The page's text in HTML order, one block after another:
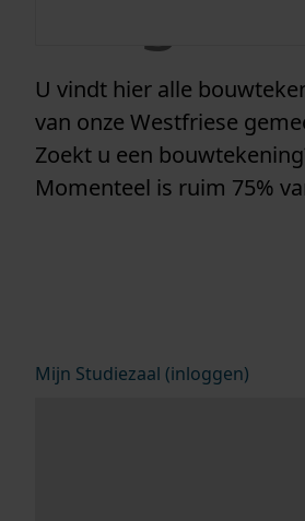
U vindt hier alle
van onze Westfriese
Zoekt u een
Momenteel is ruim 75%
Mijn Studiezaal (inloggen)